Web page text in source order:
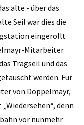
alte - über das
Seil war dies die
eingerollt
Mitarbeiter
Tragseil und das
werden. Für
von Doppelmayr,
denn
vor nunmehr